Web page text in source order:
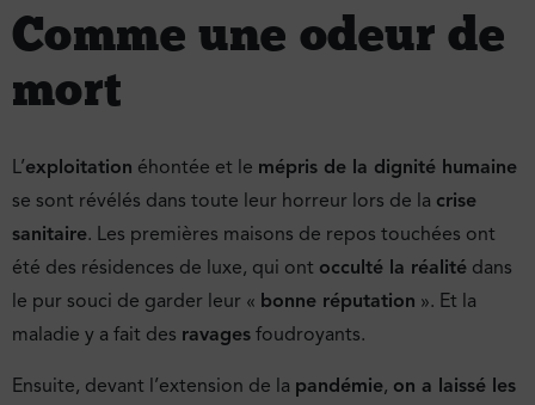
Comme une odeur de
mort
L’exploitation éhontée et le mépris de la dignité humaine
se sont révélés dans toute leur horreur lors de la crise
sanitaire. Les premières maisons de repos touchées ont
été des résidences de luxe, qui ont occulté la réalité dans
le pur souci de garder leur « bonne réputation ». Et la
maladie y a fait des ravages foudroyants.
Ensuite, devant l’extension de la pandémie, on a laissé les